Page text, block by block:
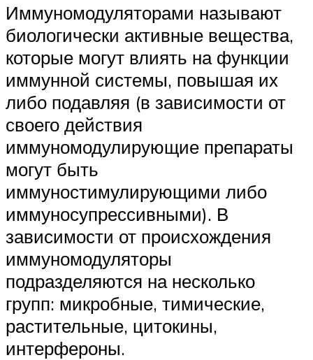
Иммуномодуляторами называют
биологически активные вещества,
которые могут влиять на функции
иммунной системы, повышая их
либо подавляя (в зависимости от
своего действия
иммуномодулирующие препараты
могут быть
иммуностимулирующими либо
иммуносупрессивными). В
зависимости от происхождения
иммуномодуляторы
подразделяются на несколько
групп: микробные, тимические,
растительные, цитокины,
интерфероны.